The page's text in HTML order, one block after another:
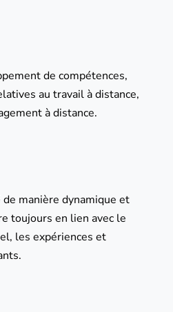
de compétences,
au travail à distance,
à distance.
manière dynamique et
toujours en lien avec le
les expériences et